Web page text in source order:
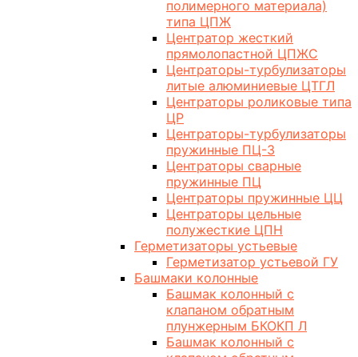
полимерного материала)
типа ЦПЖ
Центратор жесткий
прямолопастной ЦПЖС
Центраторы-турбулизаторы
литые алюминиевые ЦТГЛ
Центраторы роликовые типа
ЦР
Центраторы-турбулизаторы
пружинные ПЦ-3
Центраторы сварные
пружинные ПЦ
Центраторы пружинные ЦЦ
Центраторы цельные
полужесткие ЦПН
Герметизаторы устьевые
Герметизатор устьевой ГУ
Башмаки колонные
Башмак колонный с
клапаном обратным
плунжерным БКОКП Л
Башмак колонный с